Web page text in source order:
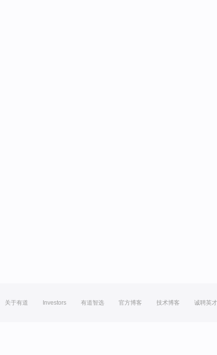
关于有道 Investors 有道智选 官方博客 技术博客 诚聘英才